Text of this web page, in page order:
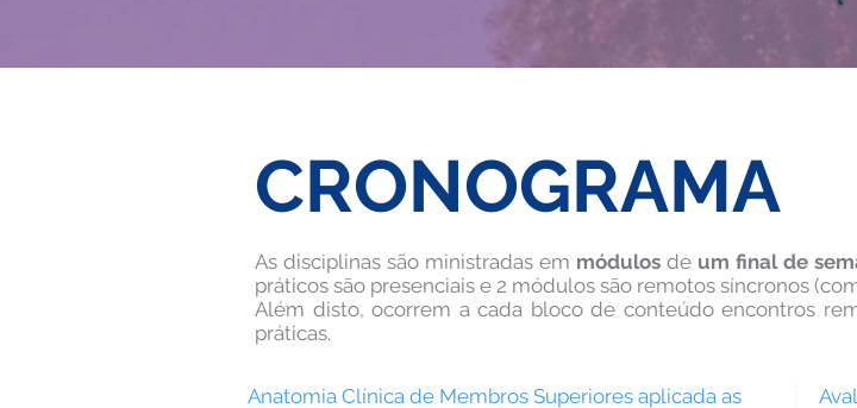
CRONOGRAMA
As disciplinas são ministradas em módulos de um final de
práticos são presenciais e 2 módulos são remotos síncronos
Além disto, ocorrem a cada bloco de conteúdo encontros
práticas.
Anatomia Clínica de Membros Superiores aplicada as